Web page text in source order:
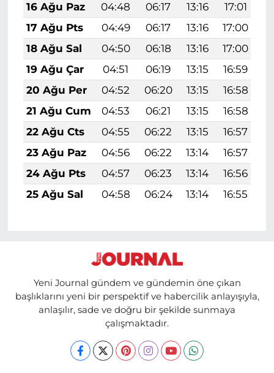
16 Ağu Paz
04:48 06:17 13:16 17:01
17 Ağu Pts
04:49 06:17 13:16 17:00
18 Ağu Sal
04:50 06:18 13:16 17:00
19 Ağu Çar
04:51 06:19 13:15 16:59
20 Ağu Per
04:52 06:20 13:15 16:58
21 Ağu Cum
04:53 06:21 13:15 16:58
22 Ağu Cts
04:55 06:22 13:15 16:57
23 Ağu Paz
04:56 06:22 13:14 16:57
24 Ağu Pts
04:57 06:23 13:14 16:56
25 Ağu Sal
04:58 06:24 13:14 16:55
Yeni Journal gündem ve gündemin öne çıkan
başlıklarını yeni bir perspektif ve habercilik anlayışıyla,
anlaşılır, sade ve doğru bir şekilde sunmaya
çalışmaktadır.